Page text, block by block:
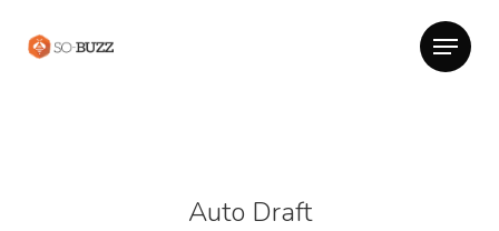
Auto Draft